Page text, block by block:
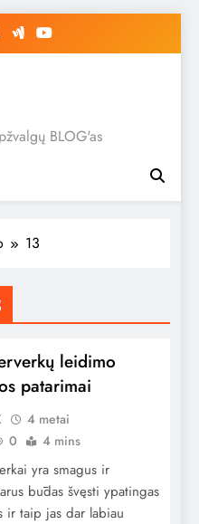
BLOG'as
13
leidimo
patarimai
4 metai
0 4 mins
yra smagus ir
būdas švęsti ypatingas
ir taip jas dar labiau